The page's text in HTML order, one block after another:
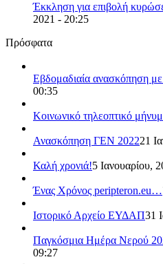
Έκκληση για επιβολή
2021 - 20:25
Πρόσφατα
Εβδομαδιαία ανασκόπηση
00:35
Κοινωνικό τηλεοπτικό
Ανασκόπηση ΓΕΝ 202221
Καλή χρονιά!5 Ιανουαρίου,
Ένας Χρόνος peripteron.eu…
Ιστορικό Αρχείο ΕΥΔΑΠ31
Παγκόσμια Ημέρα Νερού
09:27